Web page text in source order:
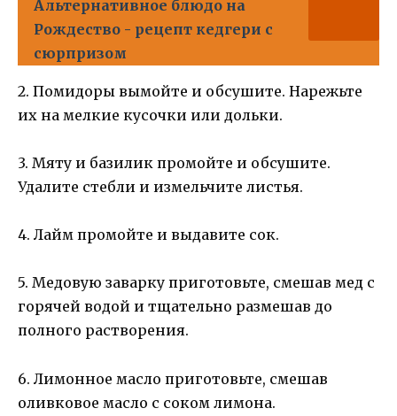
Альтернативное блюдо на
Рождество - рецепт кедгери с
сюрпризом
2. Помидоры вымойте и обсушите. Нарежьте
их на мелкие кусочки или дольки.
3. Мяту и базилик промойте и обсушите.
Удалите стебли и измельчите листья.
4. Лайм промойте и выдавите сок.
5. Медовую заварку приготовьте, смешав мед с
горячей водой и тщательно размешав до
полного растворения.
6. Лимонное масло приготовьте, смешав
оливковое масло с соком лимона.